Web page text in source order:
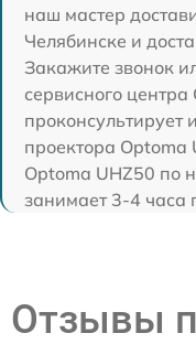
наш мастер
Челябинске и
Закажите звонок
сервисного
проконсультирует
проектора Optoma
Optoma UHZ50 по
занимает 3-4 часа
Отзывы